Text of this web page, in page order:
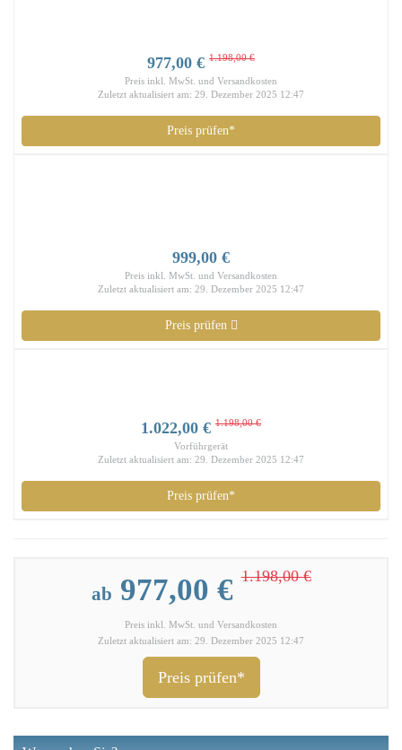
977,00 € 1.198,00 €
Preis inkl. MwSt. und Versandkosten
Zuletzt aktualisiert am: 29. Dezember 2025 12:47
Preis prüfen*
999,00 €
Preis inkl. MwSt. und Versandkosten
Zuletzt aktualisiert am: 29. Dezember 2025 12:47
Preis prüfen
1.022,00 € 1.198,00 €
Vorführgerät
Zuletzt aktualisiert am: 29. Dezember 2025 12:47
Preis prüfen*
ab 977,00 € 1.198,00 €
Preis inkl. MwSt. und Versandkosten
Zuletzt aktualisiert am: 29. Dezember 2025 12:47
Preis prüfen*